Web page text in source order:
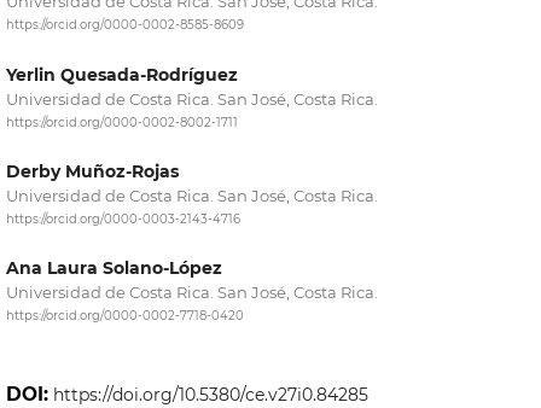
https://orcid.org/0000-0002-8585-8609
Yerlin Quesada-Rodríguez
Universidad de Costa Rica. San José, Costa Rica.
https://orcid.org/0000-0002-8002-1711
Derby Muñoz-Rojas
Universidad de Costa Rica. San José, Costa Rica.
https://orcid.org/0000-0003-2143-4716
Ana Laura Solano-López
Universidad de Costa Rica. San José, Costa Rica.
https://orcid.org/0000-0002-7718-0420
DOI: https://doi.org/10.5380/ce.v27i0.84285